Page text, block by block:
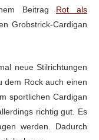
Beitrag Rot als
Grobstrick-Cardigan
neue Stilrichtungen
dem Rock auch einen
sportlichen Cardigan
richtig gut. Es
werden. Dadurch